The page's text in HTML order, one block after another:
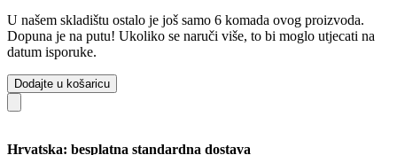
U našem skladištu ostalo je još samo 6 komada ovog proizvoda.
Dopuna je na putu! Ukoliko se naruči više, to bi moglo utjecati na
datum isporuke.
Dodajte u košaricu
Hrvatska: besplatna standardna dostava